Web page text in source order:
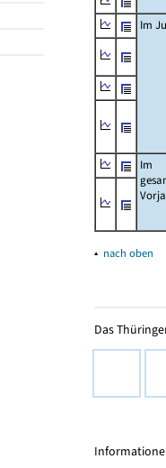
Im
Im
▴ nach oben
Das